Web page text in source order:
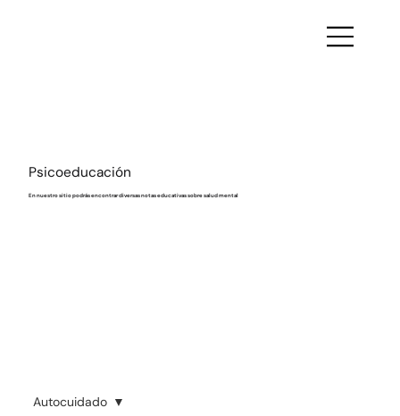
Psicoeducación
En nuestro sitio podrás encontrar diversas notas educativas sobre salud mental
Autocuidado